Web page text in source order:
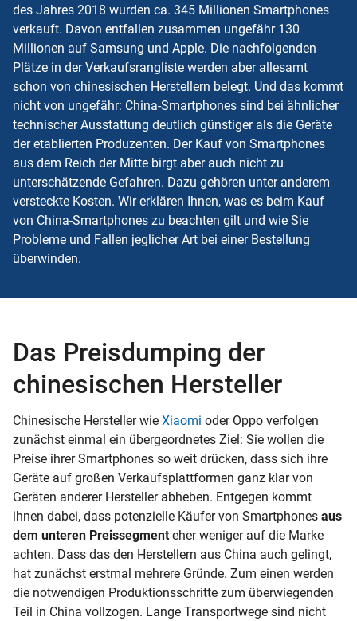
des Jahres 2018 wurden ca. 345 Millionen Smartphones
verkauft. Davon entfallen zusammen ungefähr 130
Millionen auf Samsung und Apple. Die nachfolgenden
Plätze in der Verkaufsrangliste werden aber allesamt
schon von chinesischen Herstellern belegt. Und das kommt
nicht von ungefähr: China-Smartphones sind bei ähnlicher
technischer Ausstattung deutlich günstiger als die Geräte
der etablierten Produzenten. Der Kauf von Smartphones
aus dem Reich der Mitte birgt aber auch nicht zu
unterschätzende Gefahren. Dazu gehören unter anderem
versteckte Kosten. Wir erklären Ihnen, was es beim Kauf
von China-Smartphones zu beachten gilt und wie Sie
Probleme und Fallen jeglicher Art bei einer Bestellung
überwinden.
Das Preisdumping der
chinesischen Hersteller
Chinesische Hersteller wie Xiaomi oder Oppo verfolgen
zunächst einmal ein übergeordnetes Ziel: Sie wollen die
Preise ihrer Smartphones so weit drücken, dass sich ihre
Geräte auf großen Verkaufsplattformen ganz klar von
Geräten anderer Hersteller abheben. Entgegen kommt
ihnen dabei, dass potenzielle Käufer von Smartphones aus
dem unteren Preissegment eher weniger auf die Marke
achten. Dass das den Herstellern aus China auch gelingt,
hat zunächst erstmal mehrere Gründe. Zum einen werden
die notwendigen Produktionsschritte zum überwiegenden
Teil in China vollzogen. Lange Transportwege sind nicht